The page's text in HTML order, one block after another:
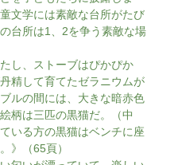
文学には素敵な台所がたび
台所は1、2を争う素敵な場
し、ストーブはぴかぴか
精して育てたゼラニウムが
ルの間には、大きな暗赤色
柄は三匹の黒猫だ。（中
いる方の黒猫はベンチに座
》（65頁）